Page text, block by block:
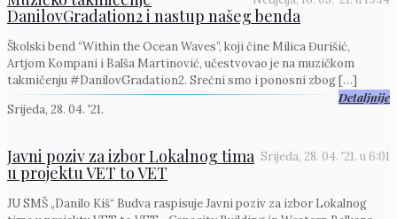
DanilovGradation2 i nastup našeg benda
Školski bend “Within the Ocean Waves”, koji čine Milica Đurišić,
Artjom Kompani i Balša Martinović, učestvovao je na muzičkom
takmičenju #DanilovGradation2. Srećni smo i ponosni zbog[…]
Detaljnije
Srijeda, 28. 04. '21.
Srijeda, 28. 04. '21. u 6:01
Javni poziv za izbor Lokalnog tima
u projektu VET to VET
JU SMŠ „Danilo Kiš“ Budva raspisuje Javni poziv za izbor Lokalnog